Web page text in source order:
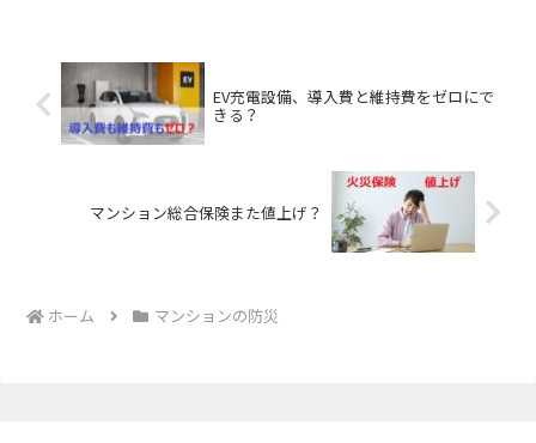
EV充電設備、導入費と維持費をゼロにで
きる？
マンション総合保険また値上げ？
ホーム マンションの防災